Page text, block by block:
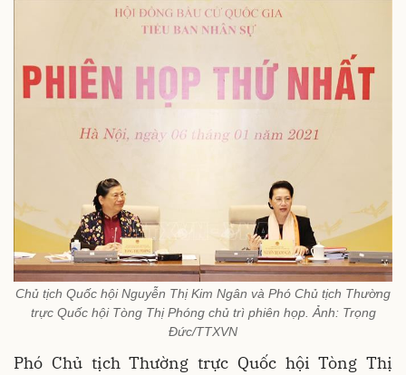
Chủ tịch Quốc hội Nguyễn Thị Kim Ngân và Phó Chủ tịch Thường
trực Quốc hội Tòng Thị Phóng chủ trì phiên họp. Ảnh: Trọng
Đức/TTXVN
Phó Chủ tịch Thường trực Quốc hội Tòng Thị